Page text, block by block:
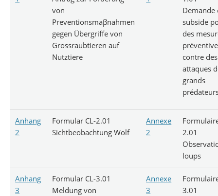
von
Preventionsmaβnahmen
gegen Übergriffe von
Grossraubtieren auf
Nutztiere
Demande
subside
des
contre des
attaques
grands
Anhang
2
Formular CL-2.01
Sichtbeobachtung Wolf
Annexe
2
2.01
loups
Anhang
3
Formular CL-3.01
Meldung von
Annexe
3
3.01